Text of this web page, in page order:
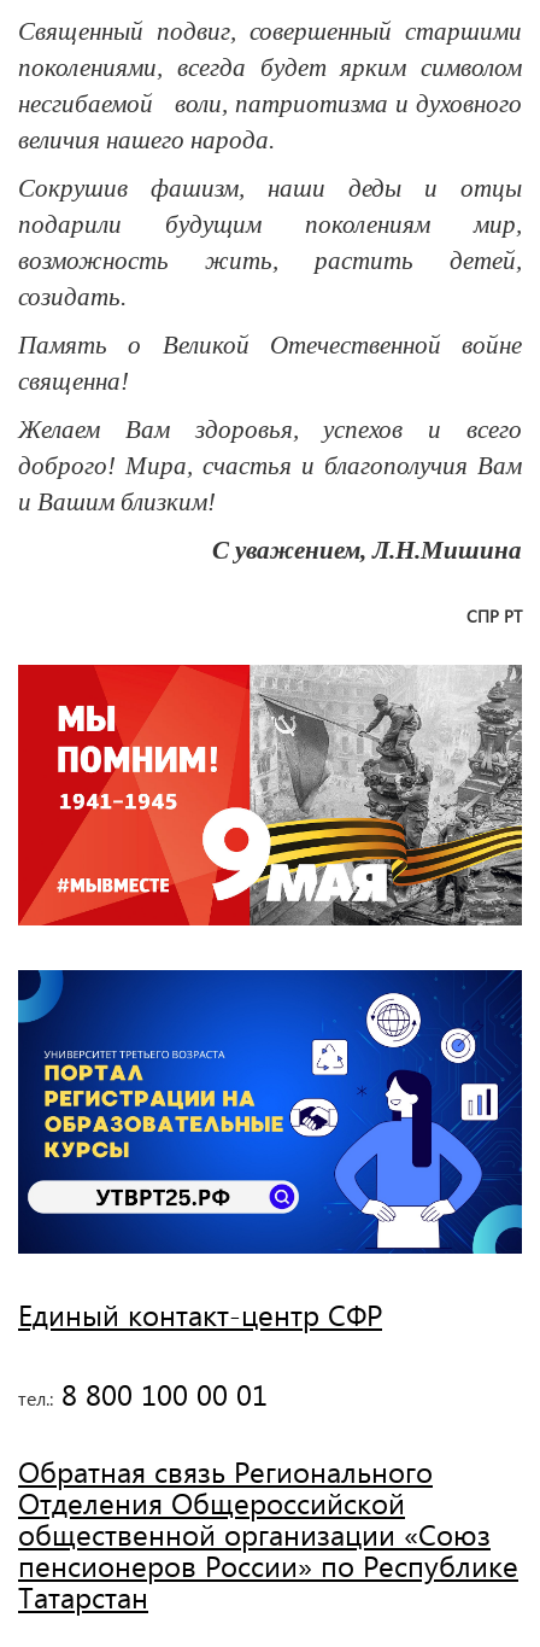
Священный подвиг, совершенный старшими
поколениями, всегда будет ярким символом
несгибаемой воли, патриотизма и духовного
величия нашего народа.
Сокрушив фашизм, наши деды и отцы
подарили будущим поколениям мир,
возможность жить, растить детей,
созидать.
Память о Великой Отечественной войне
священна!
Желаем Вам здоровья, успехов и всего
доброго! Мира, счастья и благополучия Вам
и Вашим близким!
С уважением, Л.Н.Мишина
СПР РТ
Единый контакт-центр СФР
тел.: 8 800 100 00 01
Обратная связь Регионального
Отделения Общероссийской
общественной организации «Союз
пенсионеров России» по Республике
Татарстан